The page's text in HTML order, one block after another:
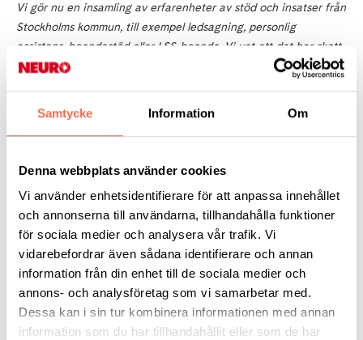
Samtycke Information Om
Denna webbplats använder cookies
Vi använder enhetsidentifierare för att anpassa innehållet
och annonserna till användarna, tillhandahålla funktioner
för sociala medier och analysera vår trafik. Vi
vidarebefordrar även sådana identifierare och annan
information från din enhet till de sociala medier och
annons- och analysföretag som vi samarbetar med.
Dessa kan i sin tur kombinera informationen med annan
information som du har tillhandahållit eller som de har
Vi gör nu en insamling av erfarenheter av stöd och insatser från
Stockholms kommun, till exempel ledsagning, personlig
assistans, boendestöd eller LSS-boende. Vi vet att det har skett
neddragningar och att många inte får det stöd de behöver –
att stärka rättigheter och påverka beslutsfattare.
Så här fungerar Funktionsrättsintervjuaren:
• Du kan skriva eller prata med AI-intervjuaren
• Den kan förklara och anpassa språket
• En intervju tar cirka 10 minuter
Efteråt gör AI:n en berättelse av intervjun, som du själv får
godkänna innan den skickas in.